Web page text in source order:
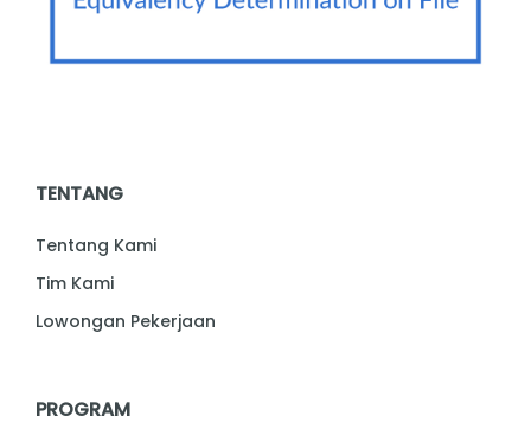
TENTANG
Tentang Kami
Tim Kami
Lowongan Pekerjaan
PROGRAM